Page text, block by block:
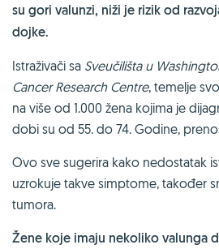
su gori valunzi, niži je rizik od
dojke.
Istraživači sa Sveučilišta u
Cancer Research Centre, temelje
na više od 1.000 žena kojima je
dobi su od 55. do 74. Godine,
Ovo sve sugerira kako nedostatak
uzrokuje takve simptome, također
tumora.
Žene koje imaju nekoliko valunga